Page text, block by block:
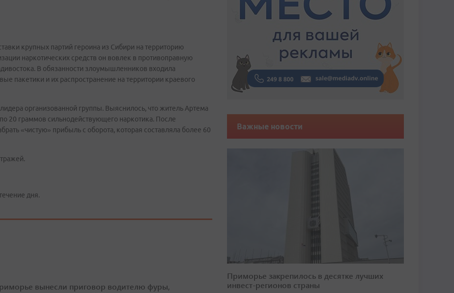
крупных партий героина из Сибири на территорию
наркотических средств он вовлек в противоправную
В обязанности злоумышленников входила
пакетики и их распространение на территории краевого
организованной группы. Выяснилось, что житель Артема
20 граммов сильнодействующего наркотика. После
«чистую» прибыль с оборота, которая составляла более 60
дня.
вынесли приговор водителю фуры,
Важные новости
Приморье закрепилось в десятке лучших
инвест-регионов страны